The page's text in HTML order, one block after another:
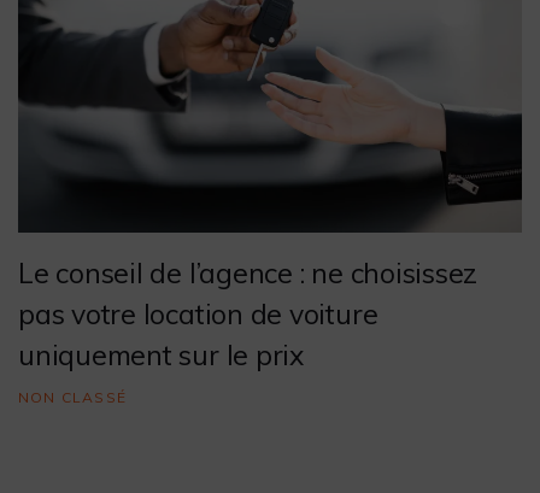
Le conseil de l’agence : ne choisissez
pas votre location de voiture
uniquement sur le prix
NON CLASSÉ